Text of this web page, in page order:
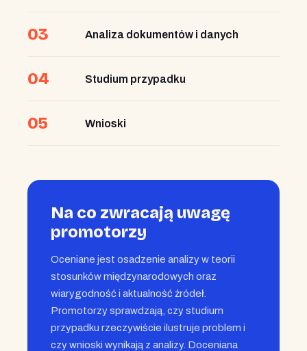
03 Analiza dokumentów i danych
04 Studium przypadku
05 Wnioski
Na co zwracają uwagę
promotorzy
Oceniane jest osadzenie analizy w teorii
stosunków międzynarodowych oraz
wiarygodność i aktualność źródeł.
Promotorzy sprawdzają, czy studium
przypadku rzeczywiście ilustruje problem i
czy wnioski wynikają z analizy. Doceniana